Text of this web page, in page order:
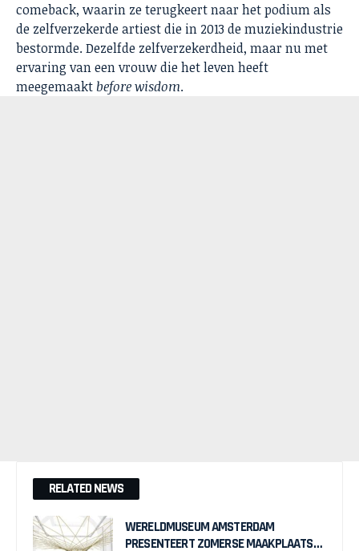
comeback, waarin ze terugkeert naar het podium als
de zelfverzekerde artiest die in 2013 de muziekindustrie
bestormde.Dezelfde zelfverzekerdheid, maar nu met
ervaring van een vrouw die het leven heeft
meegemaaktbefore wisdom.
RELATED NEWS
WERELDMUSEUM AMSTERDAM
PRESENTEERT ZOMERSE MAAKPLAATS